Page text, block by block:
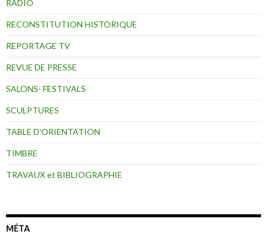
RADIO
RECONSTITUTION HISTORIQUE
REPORTAGE TV
REVUE DE PRESSE
SALONS- FESTIVALS
SCULPTURES
TABLE D'ORIENTATION
TIMBRE
TRAVAUX et BIBLIOGRAPHIE
MÉTA